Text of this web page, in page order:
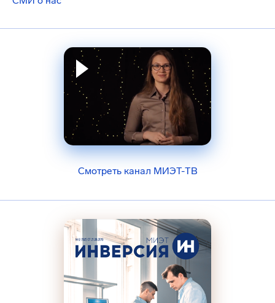
Смотреть канал МИЭТ-ТВ